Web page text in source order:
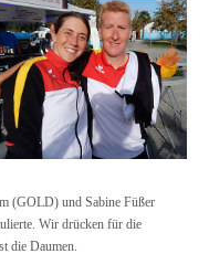
(GOLD) und Sabine Füßer
Wir drücken für die
die Daumen.